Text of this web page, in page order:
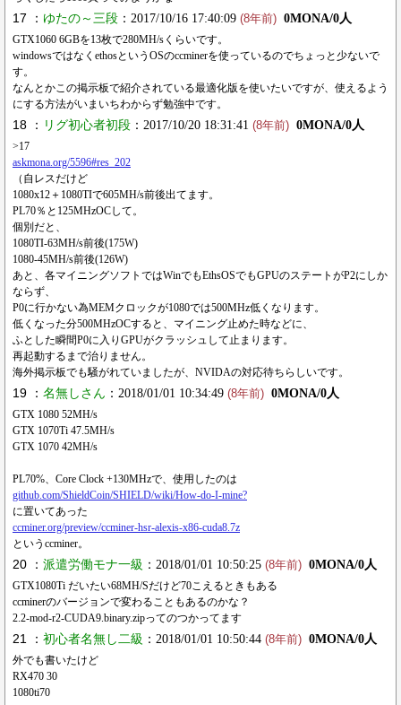
17 ： ゆたの～三段 ：2017/10/16 17:40:09 (8年前) 0MONA/0人
GTX1060 6GBを13枚で280MH/sくらいです。
windowsではなくethosというOSのccminerを使っているのでちょっと少ないで
す。
なんとかこの掲示板で紹介されている最適化版を使いたいですが、使えるよう
にする方法がいまいちわからず勉強中です。
18 ： リグ初心者初段 ：2017/10/20 18:31:41 (8年前) 0MONA/0人
>17
askmona.org/5596#res_202
（自レスだけど
1080x12＋1080TIで605MH/s前後出てます。
PL70％と125MHzOCして。
個別だと、
1080TI-63MH/s前後(175W)
1080-45MH/s前後(126W)
あと、各マイニングソフトではWinでもEthsOSでもGPUのステートがP2にしか
ならず、
P0に行かない為MEMクロックが1080では500MHz低くなります。
低くなった分500MHzOCすると、マイニング止めた時などに、
ふとした瞬間P0に入りGPUがクラッシュして止まります。
再起動するまで治りません。
海外掲示板でも騒がれていましたが、NVIDAの対応待ちらしいです。
19 ： 名無しさん ：2018/01/01 10:34:49 (8年前) 0MONA/0人
GTX 1080 52MH/s
GTX 1070Ti 47.5MH/s
GTX 1070 42MH/s
PL70%、Core Clock +130MHzで、使用したのは
github.com/ShieldCoin/SHIELD/wiki/How-do-I-mine?
に置いてあった
ccminer.org/preview/ccminer-hsr-alexis-x86-cuda8.7z
というccminer。
20 ： 派遣労働モナ一級 ：2018/01/01 10:50:25 (8年前) 0MONA/0人
GTX1080Ti だいたい68MH/Sだけど70こえるときもある
ccminerのバージョンで変わることもあるのかな？
2.2-mod-r2-CUDA9.binary.zipってのつかってます
21 ： 初心者名無し二級 ：2018/01/01 10:50:44 (8年前) 0MONA/0人
外でも書いたけど
RX470 30
1080ti70